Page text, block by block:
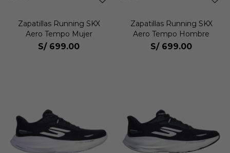
Zapatillas Running SKX
Aero Tempo Mujer
S/ 699.00
Zapatillas Running SKX
Aero Tempo Hombre
S/ 699.00